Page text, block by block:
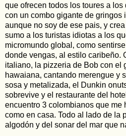
que ofrecen todos los toures a
con un combo gigante de gringos
aunque no soy de ese pais, y
sumo a los turistas idiotas a los
micromundo global, como
donde vengas, al estilo caribeño.
italiano, la pizzeria de Bob con el
hawaiana, cantando merengue y
sosa y metalizada, el Dunkin
sobrevive y el restaurante del
encuentro 3 colombianos que me
como en casa. Todo al lado de la
algodón y del sonar del mar que